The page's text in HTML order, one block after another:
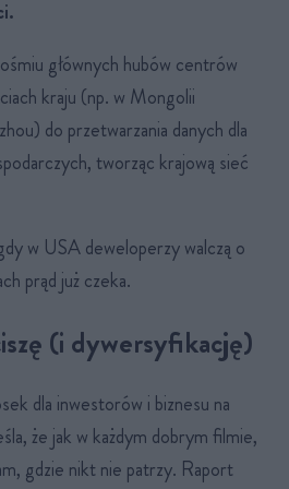
głównych hubów centrów
kraju (np. w Mongolii
do przetwarzania danych dla
tworząc krajową sieć
w USA deweloperzy walczą o
prąd już czeka.
(i dywersyfikację)
dla inwestorów i biznesu na
że jak w każdym dobrym filmie,
gdzie nikt nie patrzy. Raport